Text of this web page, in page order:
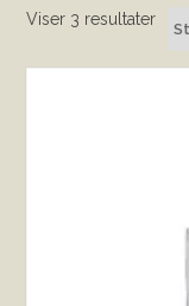
Viser 3 resultater